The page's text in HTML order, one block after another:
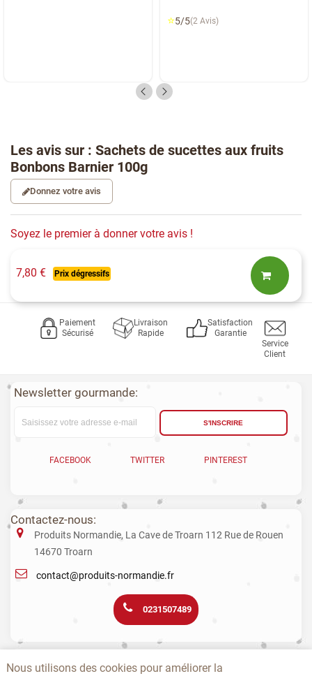
⭐5/5(2 Avis)
Les avis sur : Sachets de sucettes aux fruits
Bonbons Barnier 100g
Donnez votre avis
Soyez le premier à donner votre avis !
7,80 € Prix dégressifs
Paiement
Sécurisé
Livraison
Rapide
Satisfaction
Garantie
Service
Client
Newsletter gourmande:
S'INSCRIRE
FACEBOOK TWITTER PINTEREST
Contactez-nous:
Produits Normandie, La Cave de Troarn 112 Rue de Rouen
14670 Troarn
contact@produits-normandie.fr
0231507489
Nous utilisons des cookies pour améliorer la
pour la santé. La consommation de boissons alcoolisées pendant la